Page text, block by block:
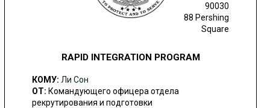
90030
88 Pershing
Square
RAPID INTEGRATION PROGRAM
КОМУ: Ли Сон
ОТ: Командующего офицера отдела
рекрутирования и подготовки